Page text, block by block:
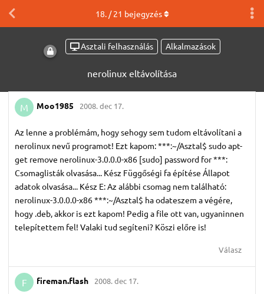
Asztali felhasználás Alkalmazások
nerolinux eltávolítása
18. /21 bejegyzés
M Moo1985 2008. dec 17.
Az lenne a problémám, hogy sehogy sem tudom eltávolítani a
nerolinux nevű programot! Ezt kapom: ***:~/Asztal$ sudo apt-
get remove nerolinux-3.0.0.0-x86 [sudo] password for ***:
Csomaglisták olvasása... Kész Függőségi fa építése Állapot
adatok olvasása... Kész E: Az alábbi csomag nem található:
nerolinux-3.0.0.0-x86 ***:~/Asztal$ ha odateszem a végére,
hogy .deb, akkor is ezt kapom! Pedig a file ott van, ugyaninnen
telepítettem fel! Valaki tud segíteni? Köszi előre is!
Válasz
F fireman.​flash 2008. dec 17.